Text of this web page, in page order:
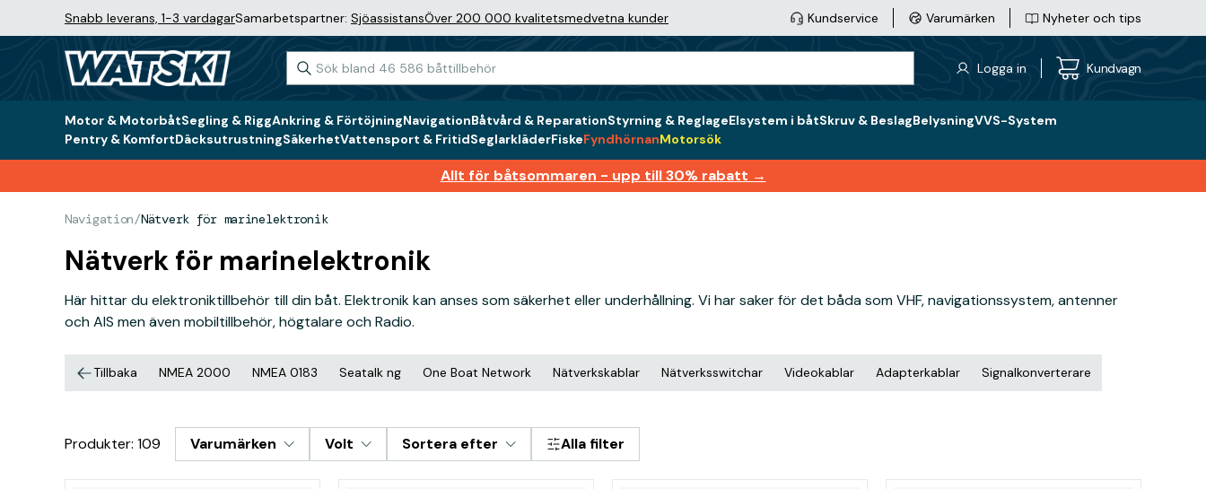
Snabb leverans, 1-3 vardagarSamarbetspartner: SjöassistansÖver 200 000 kvalitetsmedvetna kunder Kundservice Varumärken Nyheter och tips
Logga in Kundvagn
Motor & MotorbåtSegling & RiggAnkring & FörtöjningNavigationBåtvård & ReparationStyrning & ReglageElsystem i båtSkruv & BeslagBelysningVVS-System
Pentry & KomfortDäcksutrustningSäkerhetVattensport & FritidSeglarkläderFiskeFyndhörnanMotorsök
Allt för båtsommaren - upp till 30% rabatt →
Navigation/Nätverk för marinelektronik
Nätverk för marinelektronik
Här hittar du elektroniktillbehör till din båt. Elektronik kan anses som säkerhet eller underhållning. Vi har saker för det båda som VHF, navigationssystem, antenner
och AIS men även mobiltillbehör, högtalare och Radio.
Tillbaka NMEA 2000 NMEA 0183 Seatalk ng One Boat Network Nätverkskablar Nätverksswitchar Videokablar Adapterkablar Signalkonverterare
Produkter: 109 Varumärken Volt Sortera efter Alla filter